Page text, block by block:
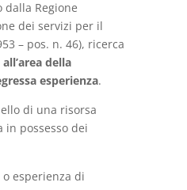
dalla Regione
dei servizi per il
– pos. n. 46), ricerca
della
esperienza.
di una risorsa
possesso dei
esperienza di